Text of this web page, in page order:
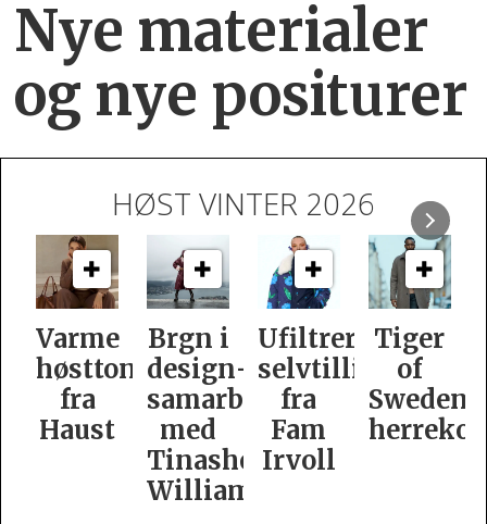
Nye materialer
og nye positurer
HØST VINTER 2026
Varme
høsttoner
fra
Haust
Brgn i
design­
samarbeid
med
Tinashe
Williamson
Ufiltrert
selvtillit
fra
Fam
Irvoll
Tiger
of
Swedens